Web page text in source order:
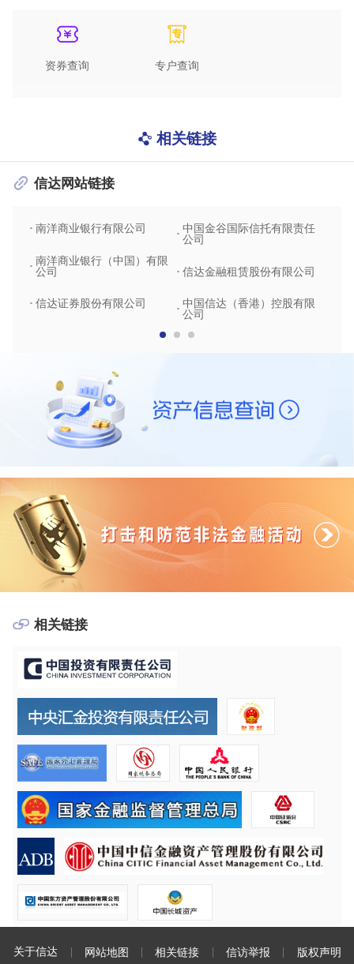
资券查询 专户查询
相关链接
信达网站链接
南洋商业银行有限公司
南洋商业银行（中国）有限
公司
信达证券股份有限公司
中国金谷国际信托有限责任
公司
信达金融租赁股份有限公司
中国信达（香港）控股有限
公司
相关链接
关于信达 网站地图 相关链接 信访举报 版权声明